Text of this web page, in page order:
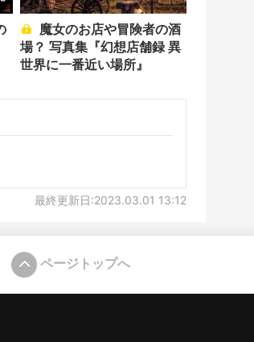
場？ 写真集『幻想店舗録 異
世界に一番近い場所』
最終更新日:2023.03.01 13:12
ページトップへ